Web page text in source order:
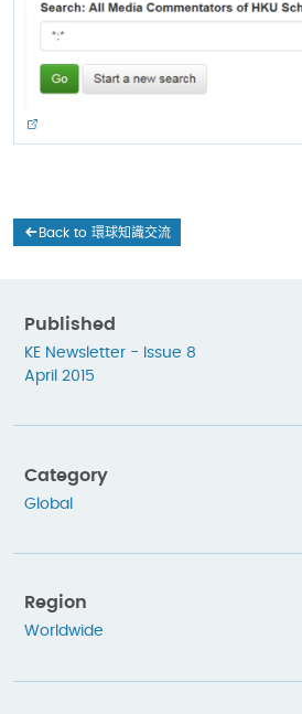
Back to 環球知識交流
Published
KE Newsletter - Issue 8
April 2015
Category
Global
Region
Worldwide